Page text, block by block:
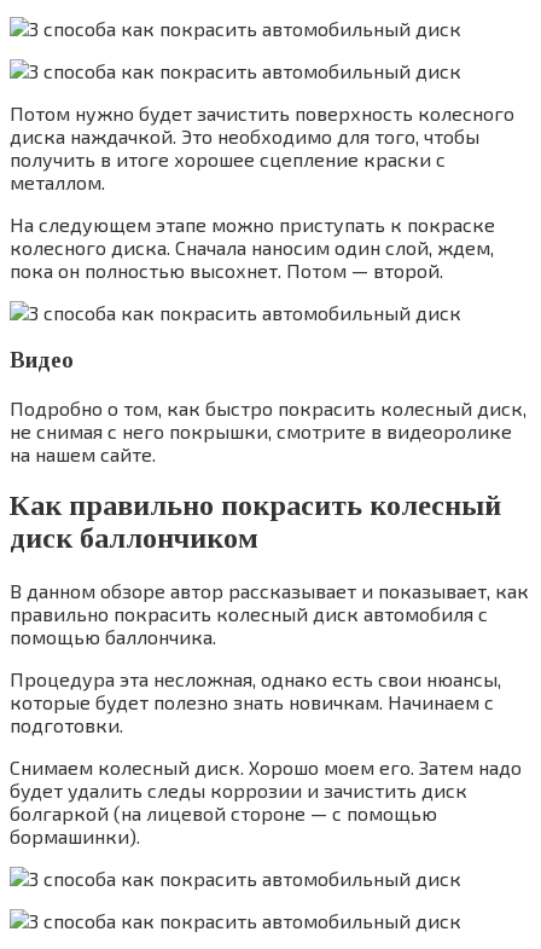
Потом нужно будет зачистить поверхность колесного
диска наждачкой. Это необходимо для того, чтобы
получить в итоге хорошее сцепление краски с
металлом.
На следующем этапе можно приступать к покраске
колесного диска. Сначала наносим один слой, ждем,
пока он полностью высохнет. Потом — второй.
Видео
Подробно о том, как быстро покрасить колесный диск,
не снимая с него покрышки, смотрите в видеоролике
на нашем сайте.
Как правильно покрасить колесный
диск баллончиком
В данном обзоре автор рассказывает и показывает, как
правильно покрасить колесный диск автомобиля с
помощью баллончика.
Процедура эта несложная, однако есть свои нюансы,
которые будет полезно знать новичкам. Начинаем с
подготовки.
Снимаем колесный диск. Хорошо моем его. Затем надо
будет удалить следы коррозии и зачистить диск
болгаркой (на лицевой стороне — с помощью
бормашинки).